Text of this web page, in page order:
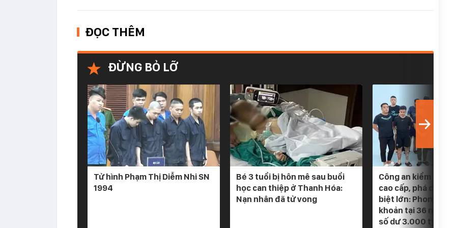
ĐỌC THÊM
ĐỪNG BỎ LỠ
Tử hình Phạm Thị Diễm Nhi SN
1994
Bé 3 tuổi bị hôn mê sau buổi
học can thiệp ở Thanh Hóa:
Nạn nhân đã tử vong
Công an kiểm tra 5
cao cấp, phá
biệt lớn: Phong tỏa
khoản tại 36 ngân
số dư 3.000 tỷ